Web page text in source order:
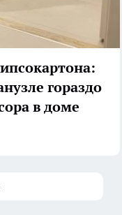
гораздо
в доме